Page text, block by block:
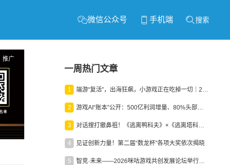
微信公众号 手机端 搜索
推广
一周热门文章
1 端游“复活”，出海狂飙，小游戏正在吃掉一切｜2026上半年产业报告
2 游戏AI“账本”公开：500亿利润增量、80%头部入局，谁在闷声发财？
3 对话搜打撤鼻祖！《逃离鸭科夫》×《逃离塔科夫》官方线下沙龙落幕
4 见证创新力量！第二届“数龙杯”各项大奖依次揭晓
5 智竞·未来——2026咪咕游戏共创发展论坛举行：聚力精品内容、AI创作与电竞生态，共建高品质益智健康游戏社区